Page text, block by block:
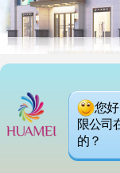
(
整形外科/皮
版权所有：归柳州
郑重声明:网站信息仅供
您
限公司
的？